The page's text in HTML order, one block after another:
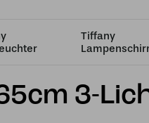
Tiffany
3-